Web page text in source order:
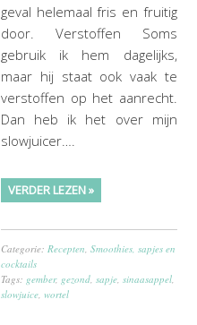
geval helemaal fris en fruitig
door. Verstoffen Soms
gebruik ik hem dagelijks,
maar hij staat ook vaak te
verstoffen op het aanrecht.
Dan heb ik het over mijn
slowjuicer….
VERDER LEZEN »
Categorie: Recepten ,Smoothies, sapjes en
cocktails
Tags: gember, gezond ,sapje ,sinaasappel
slowjuice ,wortel